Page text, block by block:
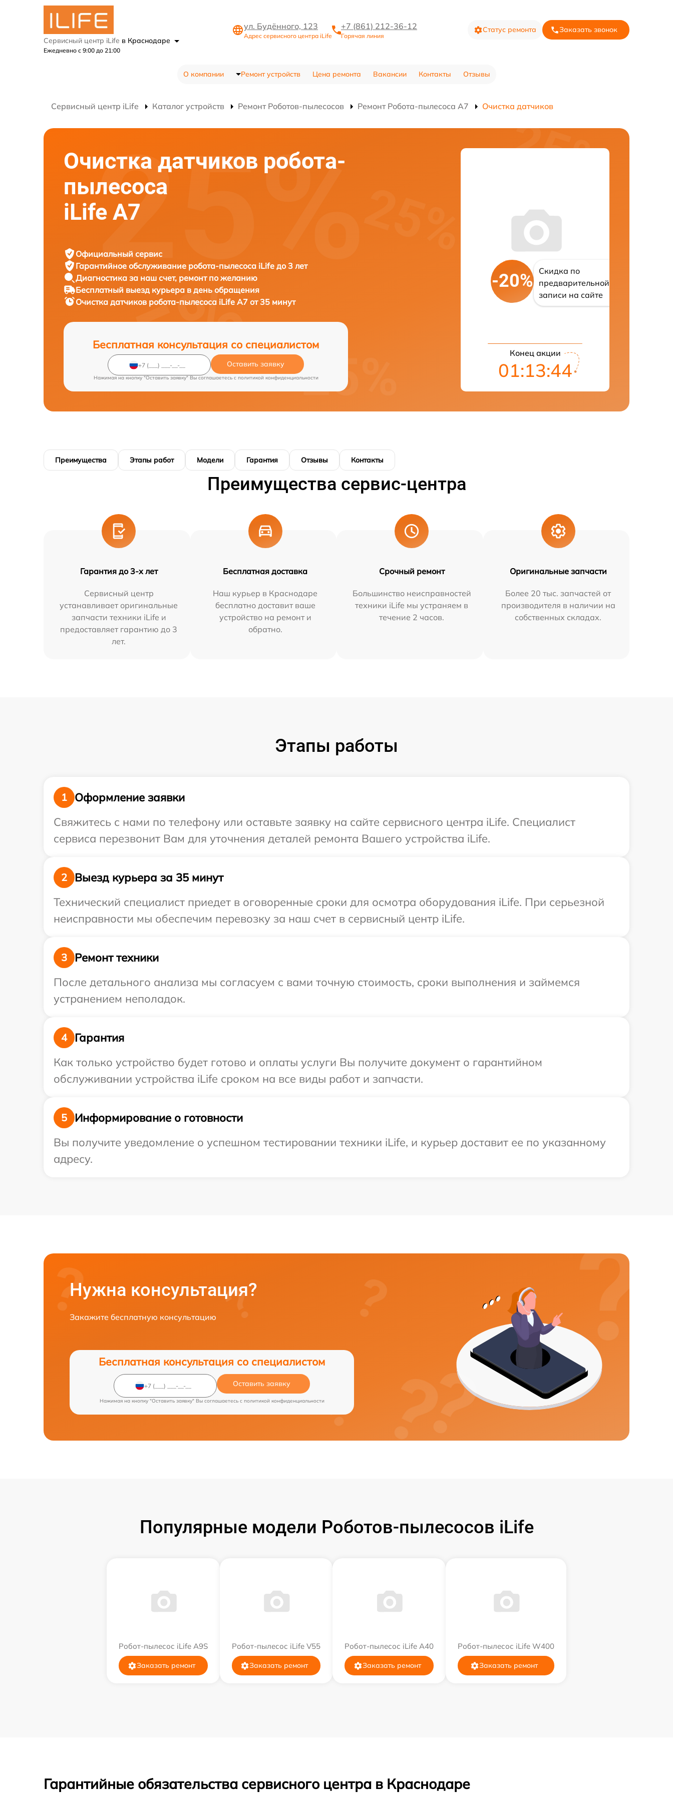
Сервисный центр iLife в Краснодаре
Ежедневно с 9:00 до 21:00
ул. Будённого, 123
Адрес сервисного центра iLife
+7 (861) 212-36-12
Горячая линия
Статус ремонта Заказать звонок
О компании Ремонт устройств Цена ремонта Вакансии Контакты Отзывы
Сервисный центр iLife Каталог устройств Ремонт Роботов-пылесосов Ремонт Робота-пылесоса A7 Очистка датчиков
Очистка датчиков робота-
пылесоса
iLife A7
Официальный сервис
Гарантийное обслуживание робота-пылесоса iLife до 3 лет
Диагностика за наш счет, ремонт по желанию
Бесплатный выезд курьера в день обращения
Очистка датчиков робота-пылесоса iLife A7 от 35 минут
Бесплатная консультация со специалистом
Оставить заявку
Нажимая на кнопку "Оставить заявку" Вы соглашаетесь c политикой конфиденциальности
-20%
Скидка по
предварительной
записи на сайте
Конец акции
01:13:43
Преимущества Этапы работ Модели Гарантия Отзывы Контакты
Преимущества сервис-центра
Гарантия до 3-х лет
Сервисный центр
устанавливает оригинальные
запчасти техники iLife и
предоставляет гарантию до 3
лет.
Бесплатная доставка
Наш курьер в Краснодаре
бесплатно доставит ваше
устройство на ремонт и
обратно.
Срочный ремонт
Большинство неисправностей
техники iLife мы устраняем в
течение 2 часов.
Оригинальные запчасти
Более 20 тыс. запчастей от
производителя в наличии на
собственных складах.
Этапы работы
1
Оформление заявки
Свяжитесь с нами по телефону или оставьте заявку на сайте сервисного центра iLife. Специалист
сервиса перезвонит Вам для уточнения деталей ремонта Вашего устройства iLife.
2
Выезд курьера за 35 минут
Технический специалист приедет в оговоренные сроки для осмотра оборудования iLife. При серьезной
неисправности мы обеспечим перевозку за наш счет в сервисный центр iLife.
3
Ремонт техники
После детального анализа мы согласуем с вами точную стоимость, сроки выполнения и займемся
устранением неполадок.
4
Гарантия
Как только устройство будет готово и оплаты услуги Вы получите документ о гарантийном
обслуживании устройства iLife сроком на все виды работ и запчасти.
5
Информирование о готовности
Вы получите уведомление о успешном тестировании техники iLife, и курьер доставит ее по указанному
адресу.
Нужна консультация?
Закажите бесплатную консультацию
Бесплатная консультация со специалистом
Оставить заявку
Нажимая на кнопку "Оставить заявку" Вы соглашаетесь c политикой конфиденциальности
Популярные модели Роботов-пылесосов iLife
Робот-пылесос iLife A9S
Заказать ремонт
Робот-пылесос iLife V55
Заказать ремонт
Робот-пылесос iLife A40
Заказать ремонт
Робот-пылесос iLife W400
Заказать ремонт
Гарантийные обязательства сервисного центра в Краснодаре